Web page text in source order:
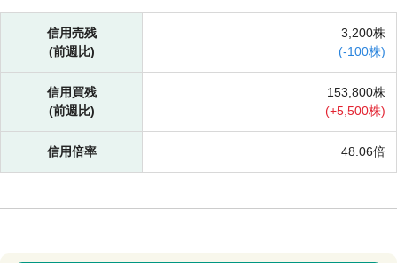
信用売残
(前週比)
3,200株
(-100株)
信用買残
(前週比)
153,800株
(+5,500株)
信用倍率 48.06倍